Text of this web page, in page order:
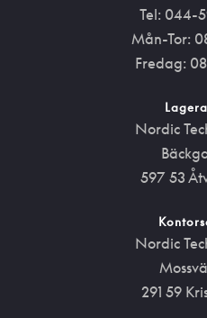
Tel: 044-
Mån-Tor:
Fredag:
Nordic
597 53
Nordic
291 59